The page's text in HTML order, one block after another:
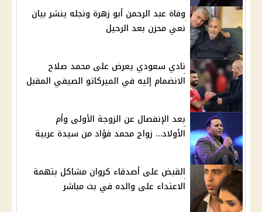
وفاة عبد الرحمن أبو زهرة ونجله ينشر بيان
نعي محزن بعد الرحيل
نادي سعودي يعرض على محمد صلاح
الانضمام إليه في الميركاتو الصيفي المقبل
بعد الإنفصال عن الزوجة الأولى وأم
الأولاد… زواج محمد فؤاد من سيدة عربية
القبض على أصدقاء كروان مشاكل بتهمة
الاعتداء على والده في بث مباشر